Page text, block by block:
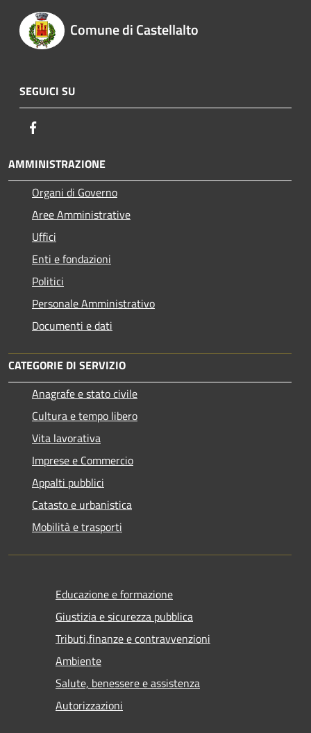
Comune di Castellalto
SEGUICI SU
AMMINISTRAZIONE
Organi di Governo
Aree Amministrative
Uffici
Enti e fondazioni
Politici
Personale Amministrativo
Documenti e dati
CATEGORIE DI SERVIZIO
Anagrafe e stato civile
Cultura e tempo libero
Vita lavorativa
Imprese e Commercio
Appalti pubblici
Catasto e urbanistica
Mobilità e trasporti
Educazione e formazione
Giustizia e sicurezza pubblica
Tributi,finanze e contravvenzioni
Ambiente
Salute, benessere e assistenza
Autorizzazioni